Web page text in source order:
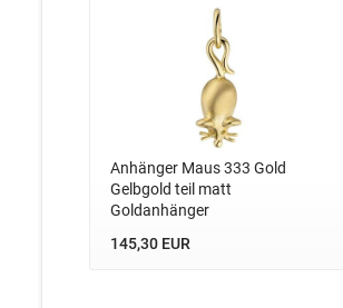
Anhänger Maus 333 Gold
Gelbgold teil matt
Goldanhänger
145,30 EUR